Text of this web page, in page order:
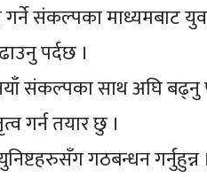
संकल्पका माध्यमबाट
पर्दछ ।
संकल्पका साथ अघि बढ्नु
गर्न तयार छु ।
गठबन्धन